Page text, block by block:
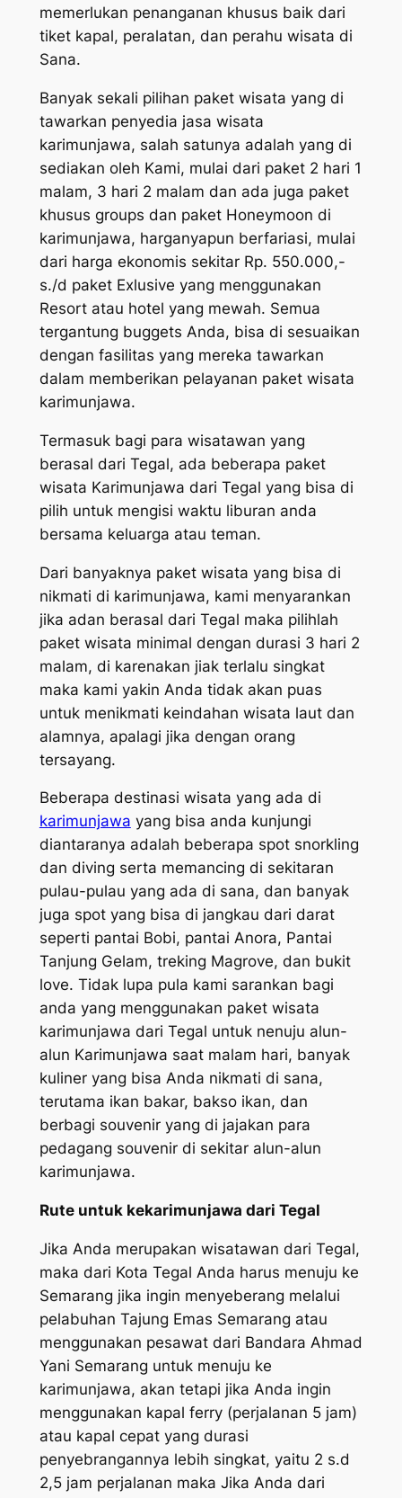
memerlukan penanganan khusus baik dari
tiket kapal, peralatan, dan perahu wisata di
Sana.
Banyak sekali pilihan paket wisata yang di
tawarkan penyedia jasa wisata
karimunjawa, salah satunya adalah yang di
sediakan oleh Kami, mulai dari paket 2 hari 1
malam, 3 hari 2 malam dan ada juga paket
khusus groups dan paket Honeymoon di
karimunjawa, harganyapun berfariasi, mulai
dari harga ekonomis sekitar Rp. 550.000,-
s./d paket Exlusive yang menggunakan
Resort atau hotel yang mewah. Semua
tergantung buggets Anda, bisa di sesuaikan
dengan fasilitas yang mereka tawarkan
dalam memberikan pelayanan paket wisata
karimunjawa.
Termasuk bagi para wisatawan yang
berasal dari Tegal, ada beberapa paket
wisata Karimunjawa dari Tegal yang bisa di
pilih untuk mengisi waktu liburan anda
bersama keluarga atau teman.
Dari banyaknya paket wisata yang bisa di
nikmati di karimunjawa, kami menyarankan
jika adan berasal dari Tegal maka pilihlah
paket wisata minimal dengan durasi 3 hari 2
malam, di karenakan jiak terlalu singkat
maka kami yakin Anda tidak akan puas
untuk menikmati keindahan wisata laut dan
alamnya, apalagi jika dengan orang
tersayang.
Beberapa destinasi wisata yang ada di
karimunjawa yang bisa anda kunjungi
diantaranya adalah beberapa spot snorkling
dan diving serta memancing di sekitaran
pulau-pulau yang ada di sana, dan banyak
juga spot yang bisa di jangkau dari darat
seperti pantai Bobi, pantai Anora, Pantai
Tanjung Gelam, treking Magrove, dan bukit
love. Tidak lupa pula kami sarankan bagi
anda yang menggunakan paket wisata
karimunjawa dari Tegal untuk nenuju alun-
alun Karimunjawa saat malam hari, banyak
kuliner yang bisa Anda nikmati di sana,
terutama ikan bakar, bakso ikan, dan
berbagi souvenir yang di jajakan para
pedagang souvenir di sekitar alun-alun
karimunjawa.
Rute untuk kekarimunjawa dari Tegal
Jika Anda merupakan wisatawan dari Tegal,
maka dari Kota Tegal Anda harus menuju ke
Semarang jika ingin menyeberang melalui
pelabuhan Tajung Emas Semarang atau
menggunakan pesawat dari Bandara Ahmad
Yani Semarang untuk menuju ke
karimunjawa, akan tetapi jika Anda ingin
menggunakan kapal ferry (perjalanan 5 jam)
atau kapal cepat yang durasi
penyebrangannya lebih singkat, yaitu 2 s.d
2,5 jam perjalanan maka Jika Anda dari